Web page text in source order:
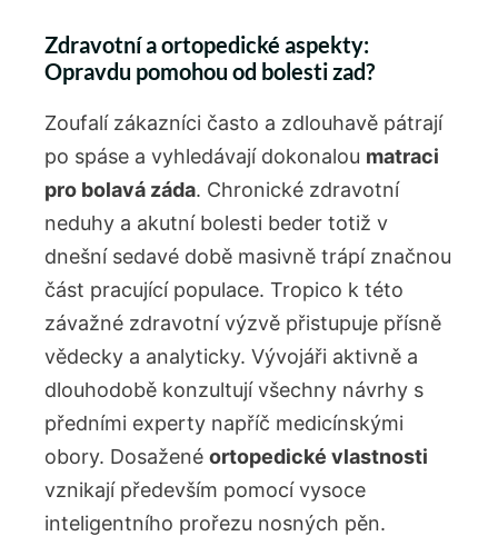
Zdravotní a ortopedické aspekty:
Opravdu pomohou od bolesti zad?
Zoufalí zákazníci často a zdlouhavě pátrají
po spáse a vyhledávají dokonalou matraci
pro bolavá záda. Chronické zdravotní
neduhy a akutní bolesti beder totiž v
dnešní sedavé době masivně trápí značnou
část pracující populace. Tropico k této
závažné zdravotní výzvě přistupuje přísně
vědecky a analyticky. Vývojáři aktivně a
dlouhodobě konzultují všechny návrhy s
předními experty napříč medicínskými
obory. Dosažené ortopedické vlastnosti
vznikají především pomocí vysoce
inteligentního prořezu nosných pěn.